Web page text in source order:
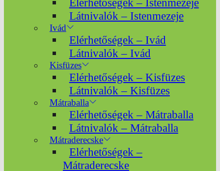
Látnivalók – Istenmezeje
Ivád
Elérhetőségek – Ivád
Látnivalók – Ivád
Kisfüzes
Elérhetőségek – Kisfüzes
Látnivalók – Kisfüzes
Mátraballa
Elérhetőségek – Mátraballa
Látnivalók – Mátraballa
Mátraderecske
Elérhetőségek –
Mátraderecske